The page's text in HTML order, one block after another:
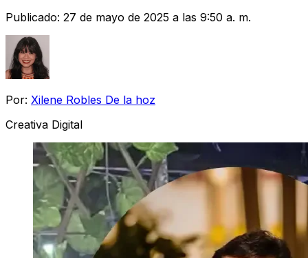
Publicado: 27 de mayo de 2025 a las 9:50 a. m.
Por: Xilene Robles De la hoz
Creativa Digital